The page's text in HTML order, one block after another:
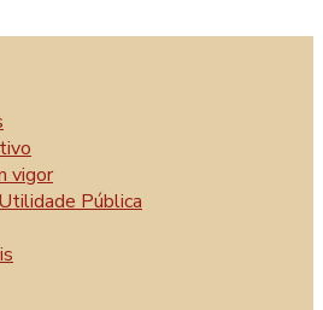
vigor
Pública